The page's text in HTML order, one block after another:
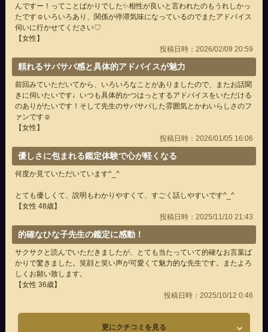
んですー！ってことばかりでした✨相性が良いと言われたのもうれしかっ
たです☺️いろいろあり、関係が停滞気味になっているのでまたアドバイス
伺いに行かせてください♡
【女性】
投稿日時：2026/02/09 20:59
頼れるサバサバ感と具体的アドバイスが魅力
前回みていただいてから、いろいろなことがありましたので、またお話聞
きに伺いたいです♩いつも具体的かつはっとするアドバイスをいただける
のありがたいです！そして先生のサバサバした雰囲気とかわいらしさのフ
ァンです☺️
【女性】
投稿日時：2026/01/05 16:06
優しさに包まれる鑑定体験で心が軽くなる
何度か見ていただいています^_^
とても優しくて、説明もわかりやすくて、すごく話しやすいです^_^
【女性 48歳】
投稿日時：2025/11/10 21:43
的確なひな子先生の鑑定に感動！
サクサクと読んでいただきましたが、とても当たっていて的確なお言葉ば
かりで驚きました。笑顔と笑い声が可愛くて魅力的な先生です。またよろ
しくお願い致します。
【女性 36歳】
投稿日時：2025/10/12 0:46
更にクチコミを見る